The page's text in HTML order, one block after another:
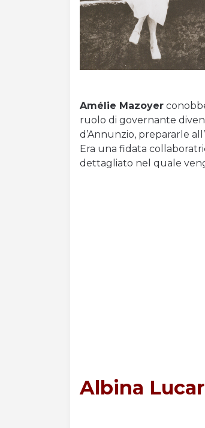
Amélie Mazoyer
ruolo di governante
d’Annunzio, prepararle
Era una fidata
dettagliato nel quale
Albina